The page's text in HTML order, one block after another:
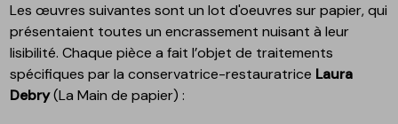
Les œuvres suivantes sont un lot d'oeuvres sur papier, qui
présentaient toutes un encrassement nuisant à leur
lisibilité. Chaque pièce a fait l’objet de traitements
spécifiques par la conservatrice-restauratrice Laura
Debry(La Main de papier) :